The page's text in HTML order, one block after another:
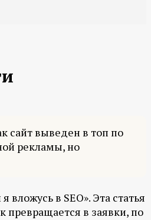
сайт выведен в топ по
рекламы, но
в SEO». Эта статья
превращается в заявки, по